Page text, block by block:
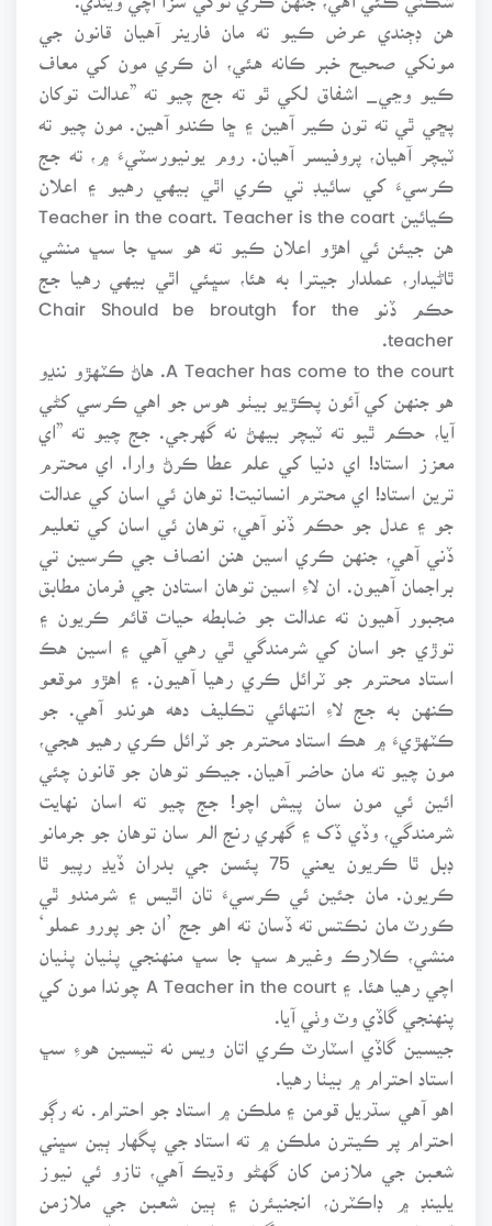
هن ڊڄندي عرض ڪيو ته مان فارينر آهيان قانون جي
مونکي صحيح خبر ڪانه هئي، ان ڪري مون کي معاف
ڪيو وڃي_ اشفاق لکي ٿو ته جج چيو ته ”عدالت توکان
پڇي ٿي ته تون ڪير آهين ۽ ڇا ڪندو آهين. مون چيو ته
ٽيچر آهيان، پروفيسر آهيان. روم يونيورسٽيءَ ۾، ته جج
ڪرسيءَ کي سائيڊ تي ڪري اٿي بيهي رهيو ۽ اعلان
هن جيئن ئي اهڙو اعلان ڪيو ته هو سڀ جا سڀ منشي
ٿاڻيدار، عملدار جيترا به هئا، سڀئي اٿي بيهي رهيا جج
حڪم ڏنو Chair Should be broutgh for the
A Teacher has come to the court. هاڻ ڪٽهڙو ننڍو
هو جنهن کي آئون پڪڙيو بيٺو هوس جو اهي ڪرسي کڻي
آيا، حڪم ٿيو ته ٽيچر بيهڻ نه گهرجي. جج چيو ته ”اي
معزز استاد! اي دنيا کي علم عطا ڪرڻ وارا. اي محترم
ترين استاد! اي محترم انسانيت! توهان ئي اسان کي عدالت
جو ۽ عدل جو حڪم ڏنو آهي، توهان ئي اسان کي تعليم
ڏني آهي، جنهن ڪري اسين هنن انصاف جي ڪرسين تي
براجمان آهيون. ان لاءِ اسين توهان استادن جي فرمان مطابق
مجبور آهيون ته عدالت جو ضابطه حيات قائم ڪريون ۽
توڙي جو اسان کي شرمندگي ٿي رهي آهي ۽ اسين هڪ
استاد محترم جو ٽرائل ڪري رهيا آهيون. ۽ اهڙو موقعو
ڪنهن به جج لاءِ انتهائي تڪليف دهه هوندو آهي. جو
ڪٽهڙيءَ ۾ هڪ استاد محترم جو ٽرائل ڪري رهيو هجي،
مون چيو ته مان حاضر آهيان. جيڪو توهان جو قانون چئي
ائين ئي مون سان پيش اچو! جج چيو ته اسان نهايت
شرمندگي، وڏي ڏک ۽ گهري رنج الم سان توهان جو جرمانو
ڊبل ٿا ڪريون يعني 75 پئسن جي بدران ڏيڍ رپيو ٿا
ڪريون. مان جئين ئي ڪرسيءَ تان اٿيس ۽ شرمندو ٿي
ڪورٽ مان نڪتس ته ڏسان ته اهو جج ’ان جو پورو عملو‘
منشي، ڪلارڪ وغيره سڀ جا سڀ منهنجي پٺيان پٺيان
اچي رهيا هئا. ۽ A Teacher in the court چوندا مون کي
پنهنجي گاڏي وٽ وٺي آيا.
جيسين گاڏي اسٽارٽ ڪري اتان ويس نه تيسين هوءِ سڀ
استاد احترام ۾ بيٺا رهيا.
اهو آهي سڌريل قومن ۽ ملڪن ۾ استاد جو احترام. نه رڳو
احترام پر ڪيترن ملڪن ۾ ته استاد جي پگهار ٻين سڀني
شعبن جي ملازمن کان گهڻو وڌيڪ آهي، تازو ئي نيوز
يلينڊ ۾ ڊاڪٽرن، انجنيئرن ۽ ٻين شعبن جي ملازمن
احتجاج ڪيو ته سندن پگهارون استادن جي برابر ڪيون